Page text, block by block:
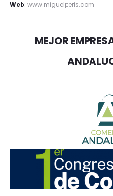
Web: www.miguelperis.com
MEJOR